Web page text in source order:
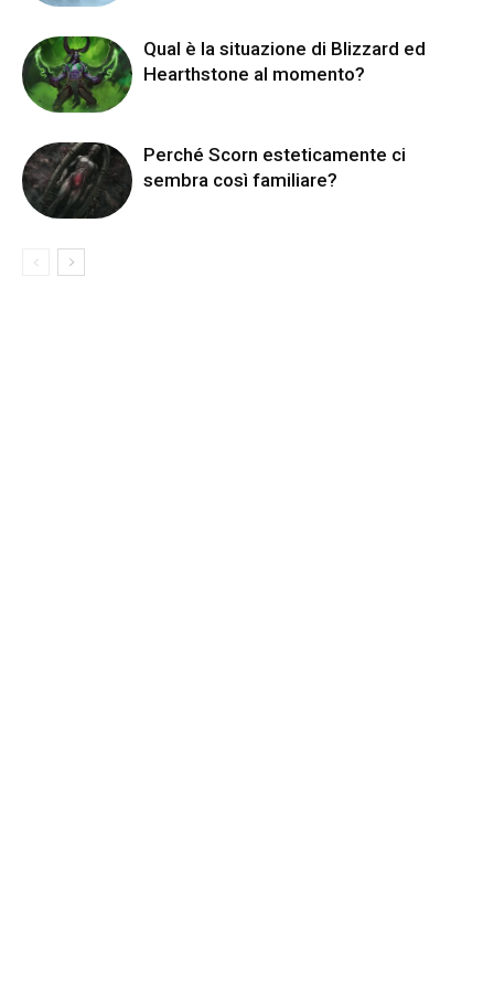
Qual è la situazione di Blizzard ed
Hearthstone al momento?
Perché Scorn esteticamente ci
sembra così familiare?